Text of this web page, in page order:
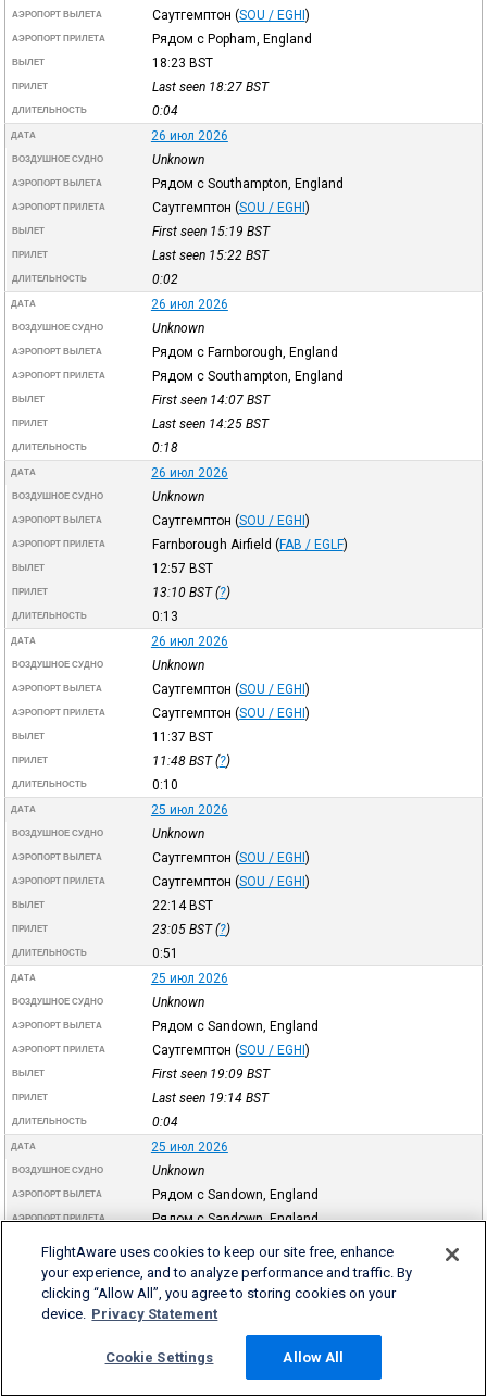
АЭРОПОРТ ВЫЛЕТА Саутгемптон (SOU / EGHI)
АЭРОПОРТ ПРИЛЕТА Рядом с Popham, England
ВЫЛЕТ 18:23 BST
ПРИЛЕТ Last seen 18:27 BST
ДЛИТЕЛЬНОСТЬ 0:04
ДАТА 26 июл 2026
ВОЗДУШНОЕ СУДНО Unknown
АЭРОПОРТ ВЫЛЕТА Рядом с Southampton, England
АЭРОПОРТ ПРИЛЕТА Саутгемптон (SOU / EGHI)
ВЫЛЕТ First seen 15:19 BST
ПРИЛЕТ Last seen 15:22 BST
ДЛИТЕЛЬНОСТЬ 0:02
ДАТА 26 июл 2026
ВОЗДУШНОЕ СУДНО Unknown
АЭРОПОРТ ВЫЛЕТА Рядом с Farnborough, England
АЭРОПОРТ ПРИЛЕТА Рядом с Southampton, England
ВЫЛЕТ First seen 14:07 BST
ПРИЛЕТ Last seen 14:25 BST
ДЛИТЕЛЬНОСТЬ 0:18
ДАТА 26 июл 2026
ВОЗДУШНОЕ СУДНО Unknown
АЭРОПОРТ ВЫЛЕТА Саутгемптон (SOU / EGHI)
АЭРОПОРТ ПРИЛЕТА Farnborough Airfield (FAB / EGLF)
ВЫЛЕТ 12:57 BST
ПРИЛЕТ 13:10 BST(?)
ДЛИТЕЛЬНОСТЬ 0:13
ДАТА 26 июл 2026
ВОЗДУШНОЕ СУДНО Unknown
АЭРОПОРТ ВЫЛЕТА Саутгемптон (SOU / EGHI)
АЭРОПОРТ ПРИЛЕТА Саутгемптон (SOU / EGHI)
ВЫЛЕТ 11:37 BST
ПРИЛЕТ 11:48 BST(?)
ДЛИТЕЛЬНОСТЬ 0:10
ДАТА 25 июл 2026
ВОЗДУШНОЕ СУДНО Unknown
АЭРОПОРТ ВЫЛЕТА Саутгемптон (SOU / EGHI)
АЭРОПОРТ ПРИЛЕТА Саутгемптон (SOU / EGHI)
ВЫЛЕТ 22:14BST
ПРИЛЕТ 23:05 BST(?)
ДЛИТЕЛЬНОСТЬ 0:51
ДАТА 25 июл 2026
ВОЗДУШНОЕ СУДНО Unknown
АЭРОПОРТ ВЫЛЕТА Рядом с Sandown, England
АЭРОПОРТ ПРИЛЕТА Саутгемптон (SOU / EGHI)
ВЫЛЕТ First seen 19:09 BST
ПРИЛЕТ Last seen 19:14 BST
ДЛИТЕЛЬНОСТЬ 0:04
ДАТА 25 июл 2026
ВОЗДУШНОЕ СУДНО Unknown
АЭРОПОРТ ВЫЛЕТА Рядом с Sandown, England
АЭРОПОРТ ПРИЛЕТА Рядом с Sandown, England
Last seen 18:17 BST
ДЛИТЕЛЬНОСТЬ 0:03
25 июл 2026
Саутгемптон SOU / EGHI)
FlightAware uses cookies to keep our site free, enhance
your experience, and to analyze performance and traffic. By
clicking “Allow All”, you agree to storing cookies on your
device. Privacy Statement
Cookie Settings Allow All